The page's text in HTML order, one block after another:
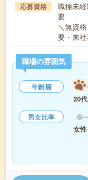
応募資格
職種未
要
＼無資
要・来
職場の雰囲気
年齢層
20代
男女比率
女性